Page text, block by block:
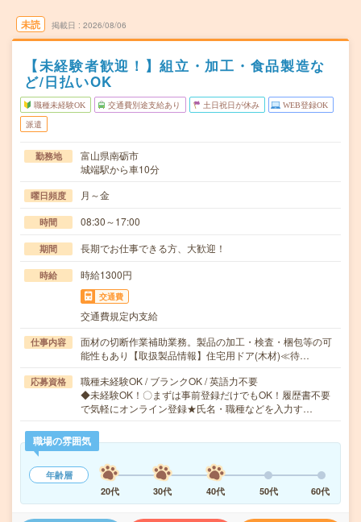
未読 掲載日 2026/08/06
【未経験者歓迎！】組立・加工・食品製造な
ど/日払いOK
職種未経験OK 交通費別途支給あり 土日祝日が休み WEB登録OK
派遣
勤務地
富山県南砺市
城端駅から車10分
曜日頻度 月～金
時間 08:30～17:00
期間 長期でお仕事できる方、大歓迎！
時給 時給1300円
交通費
交通費規定内支給
仕事内容
面材の切断作業補助業務。製品の加工・検査・梱包等の可
能性もあり【取扱製品情報】住宅用ドア(木材)≪待…
応募資格
職種未経験OK / ブランクOK / 英語力不要
◆未経験OK！〇まずは事前登録だけでもOK！履歴書不要
で気軽にオンライン登録★氏名・職種などを入力す…
職場の雰囲気
年齢層
20代
30代 40代 50代 60代